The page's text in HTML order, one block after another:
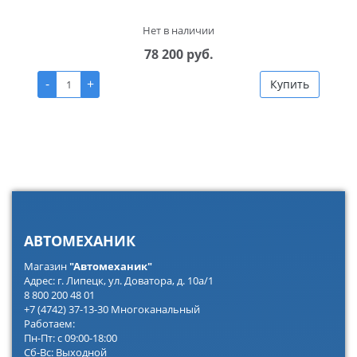
Нет в наличии
78 200 руб.
-
+ Купить
АВТОМЕХАНИК
Магазин"Автомеханик"
Адрес: г. Липецк, ул. Доватора, д. 10а/1
8 800 200 48 01
+7 (4742) 37-13-30 Многоканальный
Работаем:
Пн-Пт: с 09:00-18:00
Сб-Вс: Выходной